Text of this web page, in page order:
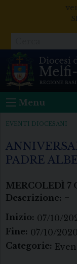
Menu
EVENTI DIOCESANI
PADRE
MERCOLEDÌ 7
Descrizione: –
Inizio: 07/10/
Fine: 07/10/
Categorie: